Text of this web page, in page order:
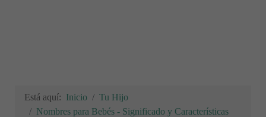
Está aquí: Inicio
Tu Hijo
Nombres para Bebés - Significado y Características